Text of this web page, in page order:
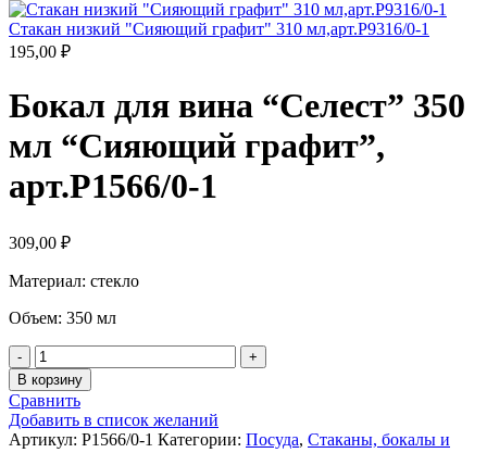
Стакан низкий "Сияющий графит" 310 мл,арт.P9316/0-1
195,00 ₽
Бокал для вина “Селест” 350
мл “Сияющий графит”,
арт.P1566/0-1
309,00 ₽
Материал: стекло
Объем: 350 мл
Количество
товара
Бокал
для
вина
В корзину
Сравнить
Добавить в список желаний
Артикул: P1566/0-1 Категории: Посуда, Стаканы, бокалы и